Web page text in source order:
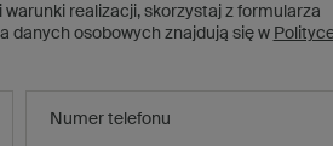
realizacji, skorzystaj z formularza
danych osobowych znajdują się w
Numer telefonu